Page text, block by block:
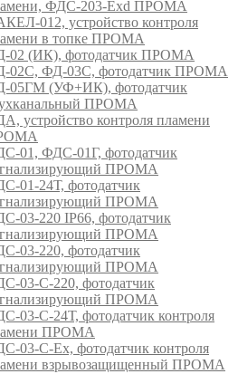
ФДС-203-Exd ПРОМА
012, устройство контроля
в топке ПРОМА
02 (ИК), фотодатчик ПРОМА
02С, ФД-03С, фотодатчик ПРОМА
05ГМ (УФ+ИК), фотодатчик
ПРОМА
устройство контроля пламени
01, ФДС-01Г, фотодатчик
ПРОМА
01-24Т, фотодатчик
ПРОМА
03-220 IP66, фотодатчик
ПРОМА
03-220, фотодатчик
ПРОМА
03-С-220, фотодатчик
ПРОМА
03-С-24Т, фотодатчик контроля
ПРОМА
03-С-Ex, фотодатчик контроля
взрывозащищенный ПРОМА